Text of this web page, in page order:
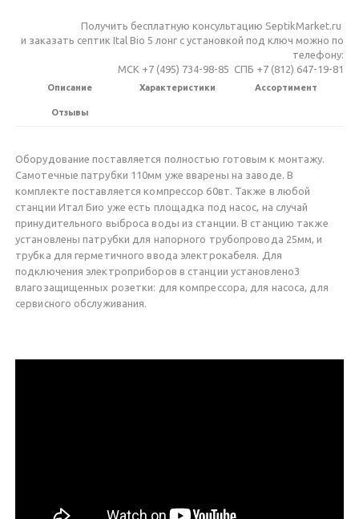
Получить бесплатную консультацию SeptikMarket.ru
и заказать септик Ital Bio 5 лонг c установкой под ключ можно по
телефону:
МСК +7 (495) 734-98-85 СПБ +7 (812) 647-19-81
Описание Характеристики Ассортимент
Отзывы
Оборудование поставляется полностью готовым к монтажу.
Самотечные патрубки 110мм уже вварены на заводе. В
комплекте поставляется компрессор 60вт. Также в любой
станции Итал Био уже есть площадка под насос, на случай
принудительного выброса воды из станции. В станцию также
установлены патрубки для напорного трубопровода 25мм, и
трубка для герметичного ввода электрокабеля. Для
подключения электроприборов в станции установлено3
влагозащищенных розетки: для компрессора, для насоса, для
сервисного обслуживания.